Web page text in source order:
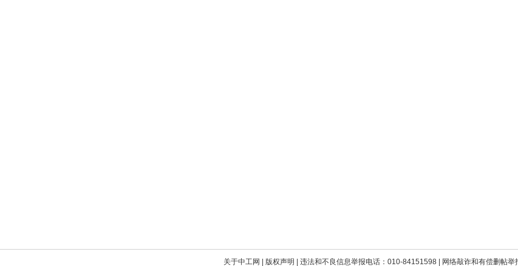
关于中工网 版权声明 | 违法和不良信息举报电话：010-84151598 | 网络敲诈和有偿删帖